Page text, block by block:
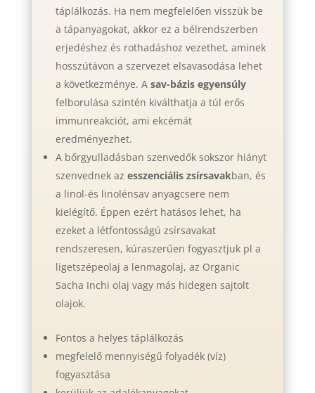
táplálkozás. Ha nem megfelelően visszük be
a tápanyagokat, akkor ez a bélrendszerben
erjedéshez és rothadáshoz vezethet, aminek
hosszútávon a szervezet elsavasodása lehet
a következménye. A sav-bázis egyensúly
felborulása szintén kiválthatja a túl erős
immunreakciót, ami ekcémát
eredményezhet.
A bőrgyulladásban szenvedők sokszor hiányt
szenvednek az esszenciális zsírsavakban, és
a linol-és linolénsav anyagcsere nem
kielégítő. Éppen ezért hatásos lehet, ha
ezeket a létfontosságú zsírsavakat
rendszeresen, kúraszerűen fogyasztjuk pl a
ligetszépeolaj a lenmagolaj, az Organic
Sacha Inchi olaj vagy más hidegen sajtolt
olajok.
Fontos a helyes táplálkozás
megfelelő mennyiségű folyadék (víz)
fogyasztása